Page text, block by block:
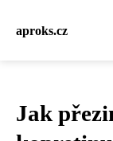
aproks.cz
Jak